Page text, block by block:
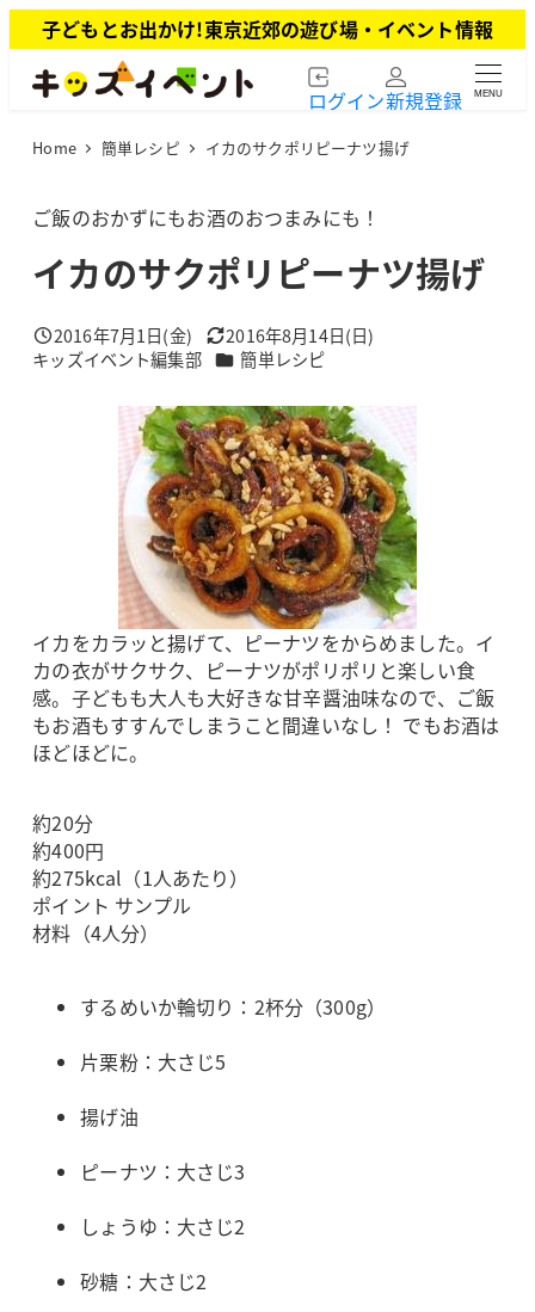
イ
子どもとお出かけ!東京近郊の遊び場・イベント情報
ログイン新規登録 MENU
Home 簡単レシピ イカのサクポリピーナツ揚げ
ご飯のおかずにもお酒のおつまみにも！
イカのサクポリピーナツ揚げ
投稿日
2016年7月1日(金) 更新日
2016年8月14日(日)
著
キッズイベント編集部 カテゴリー
簡単レシピ
イカをカラッと揚げて、ピーナツをからめました。イ
カの衣がサクサク、ピーナツがポリポリと楽しい食
感。子どもも大人も大好きな甘辛醤油味なので、ご飯
もお酒もすすんでしまうこと間違いなし！ でもお酒は
ほどほどに。
約20分
約400円
約275kcal（1人あたり）
ポイント サンプル
材料（4人分）
するめいか輪切り：2杯分（300g）
片栗粉：大さじ5
揚げ油
ピーナツ：大さじ3
しょうゆ：大さじ2
砂糖：大さじ2